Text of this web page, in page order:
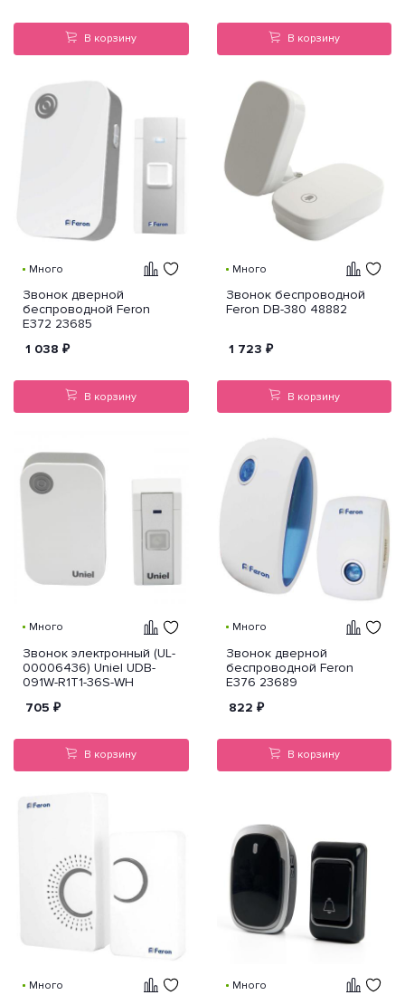
В корзину В корзину
Много
Звонок дверной
беспроводной Feron
E372 23685
1 038 ₽
В корзину
Много
Звонок беспроводной
Feron DB-380 48882
1 723 ₽
В корзину
Много
Звонок электронный (UL-
00006436) Uniel UDB-
091W-R1T1-36S-WH
705 ₽
В корзину
Много
Звонок дверной
беспроводной Feron
E376 23689
822 ₽
В корзину
Много Много